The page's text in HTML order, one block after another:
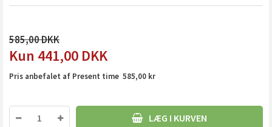
585,00
441,00 DKK
Pris anbefalet af Present time 585,00 kr
LÆG I KURVEN